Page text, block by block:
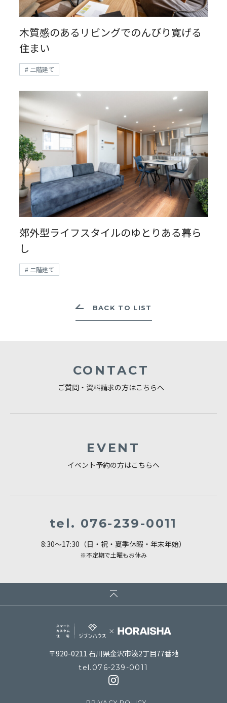
木質感のあるリビングでのんびり寛げる
住まい
# 二階建て
郊外型ライフスタイルのゆとりある暮ら
し
# 二階建て
BACK TO LIST
CONTACT
ご質問・資料請求の方はこちらへ
EVENT
イベント予約の方はこちらへ
tel. 076-239-0011
8:30～17:30（日・祝・夏季休暇・年末年始）
※不定期で土曜もお休み
〒920-0211 石川県金沢市湊2丁目77番地
tel. 076-239-0011